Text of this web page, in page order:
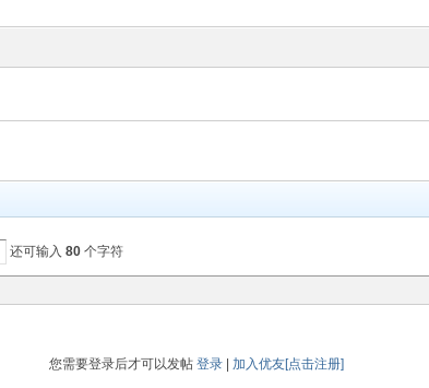
还可输入80 个字符
您需要登录后才可以发帖登录 |加入优友[点击注册]